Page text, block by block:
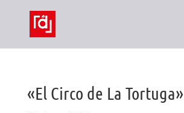
«El Circo de La Tortuga»